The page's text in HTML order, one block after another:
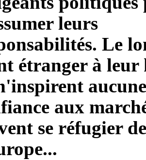
leurs
Le
étranger à leur
aucune
aux
se réfugier